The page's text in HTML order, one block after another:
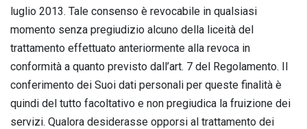
luglio 2013. Tale consenso è revocabile in qualsiasi
momento senza pregiudizio alcuno della liceità del
trattamento effettuato anteriormente alla revoca in
conformità a quanto previsto dall’art. 7 del Regolamento. Il
conferimento dei Suoi dati personali per queste finalità è
quindi del tutto facoltativo e non pregiudica la fruizione dei
servizi. Qualora desiderasse opporsi al trattamento dei